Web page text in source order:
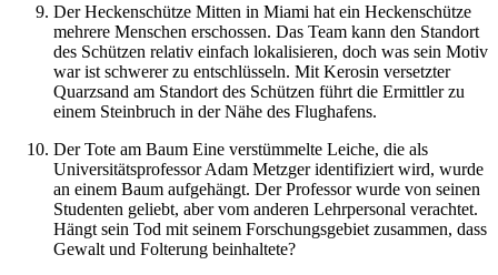
Der Heckenschütze Mitten in Miami hat ein Heckenschütze
mehrere Menschen erschossen. Das Team kann den Standort
des Schützen relativ einfach lokalisieren, doch was sein Motiv
war ist schwerer zu entschlüsseln. Mit Kerosin versetzter
Quarzsand am Standort des Schützen führt die Ermittler zu
einem Steinbruch in der Nähe des Flughafens.
Der Tote am Baum Eine verstümmelte Leiche, die als
Universitätsprofessor Adam Metzger identifiziert wird, wurde
an einem Baum aufgehängt. Der Professor wurde von seinen
Studenten geliebt, aber vom anderen Lehrpersonal verachtet.
Hängt sein Tod mit seinem Forschungsgebiet zusammen, dass
Gewalt und Folterung beinhaltete?